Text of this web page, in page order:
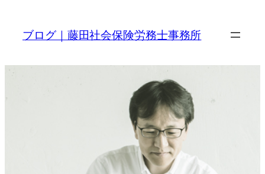
キ
ブログ｜藤田社会保険労務士事務所